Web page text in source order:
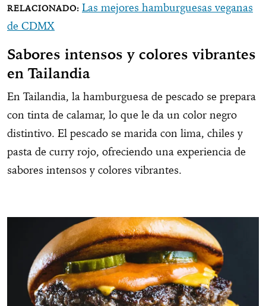
Las mejores hamburguesas veganas
de CDMX
Sabores intensos y colores vibrantes
en Tailandia
En Tailandia, la hamburguesa de pescado se prepara
con tinta de calamar, lo que le da un color negro
distintivo. El pescado se marida con lima, chiles y
pasta de curry rojo, ofreciendo una experiencia de
sabores intensos y colores vibrantes.